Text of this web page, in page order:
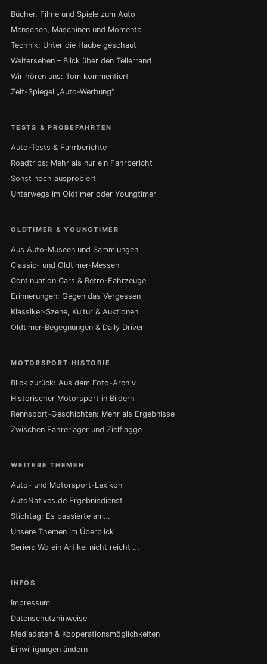
Bücher, Filme und Spiele zum Auto
Menschen, Maschinen und Momente
Technik: Unter die Haube geschaut
Weitersehen – Blick über den Tellerrand
Wir hören uns: Tom kommentiert
Zeit-Spiegel „Auto-Werbung“
TESTS & PROBEFAHRTEN
Auto-Tests & Fahrberichte
Roadtrips: Mehr als nur ein Fahrbericht
Sonst noch ausprobiert
Unterwegs im Oldtimer oder Youngtimer
OLDTIMER & YOUNGTIMER
Aus Auto-Museen und Sammlungen
Classic- und Oldtimer-Messen
Continuation Cars & Retro-Fahrzeuge
Erinnerungen: Gegen das Vergessen
Klassiker-Szene, Kultur & Auktionen
Oldtimer-Begegnungen & Daily Driver
MOTORSPORT-HISTORIE
Blick zurück: Aus dem Foto-Archiv
Historischer Motorsport in Bildern
Rennsport-Geschichten: Mehr als Ergebnisse
Zwischen Fahrerlager und Zielflagge
WEITERE THEMEN
Auto- und Motorsport-Lexikon
AutoNatives.de Ergebnisdienst
Stichtag: Es passierte am…
Unsere Themen im Überblick
Serien: Wo ein Artikel nicht reicht …
INFOS
Impressum
Datenschutzhinweise
Mediadaten & Kooperationsmöglichkeiten
Einwilligungen ändern